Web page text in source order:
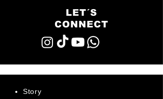
LET´S
CONNECT
Story